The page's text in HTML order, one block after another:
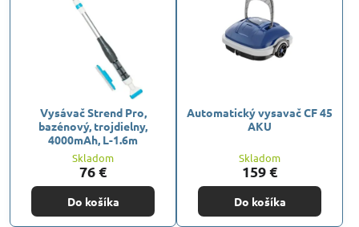
Vysávač Strend Pro,
bazénový, trojdielny,
4000mAh, L-1.6m
Skladom
76 €
Do košíka
Automatický vysavač CF 45
AKU
Skladom
159 €
Do košíka